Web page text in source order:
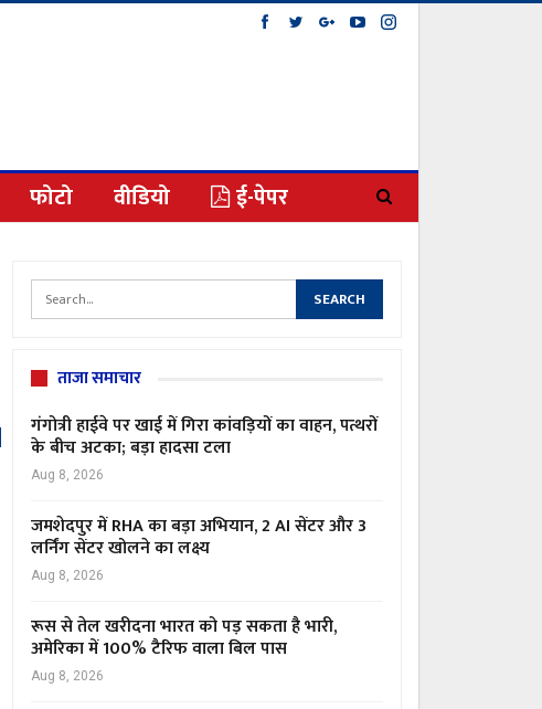
फोटो वीडियो ई-पेपर
ताजा समाचार
गंगोत्री हाईवे पर खाई में गिरा कांवड़ियों का वाहन, पत्थरों
के बीच अटका; बड़ा हादसा टला
Aug 8, 2026
जमशेदपुर में RHA का बड़ा अभियान, 2 AI सेंटर और 3
लर्निंग सेंटर खोलने का लक्ष्य
Aug 8, 2026
रूस से तेल खरीदना भारत को पड़ सकता है भारी,
अमेरिका में 100% टैरिफ वाला बिल पास
Aug 8, 2026